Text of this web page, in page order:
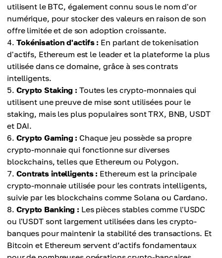
utilisent le BTC, également connu sous le nom d'or
numérique, pour stocker des valeurs en raison de son
offre limitée et de son adoption croissante.
Tokénisation d'actifs : En parlant de tokenisation
d'actifs, Ethereum est le leader et la plateforme la plus
utilisée dans ce domaine, grâce à ses contrats
intelligents.
Crypto Staking : Toutes les crypto-monnaies qui
utilisent une preuve de mise sont utilisées pour le
staking, mais les plus populaires sont TRX, BNB, USDT
et DAI.
Crypto Gaming : Chaque jeu possède sa propre
crypto-monnaie qui fonctionne sur diverses
blockchains, telles que Ethereum ou Polygon.
Contrats intelligents : Ethereum est la principale
crypto-monnaie utilisée pour les contrats intelligents,
suivie par les blockchains comme Solana ou Cardano.
Crypto Banking : Les pièces stables comme l'USDC
ou l'USDT sont largement utilisées dans les crypto-
banques pour maintenir la stabilité des transactions. Et
Bitcoin et Ethereum servent d’actifs fondamentaux